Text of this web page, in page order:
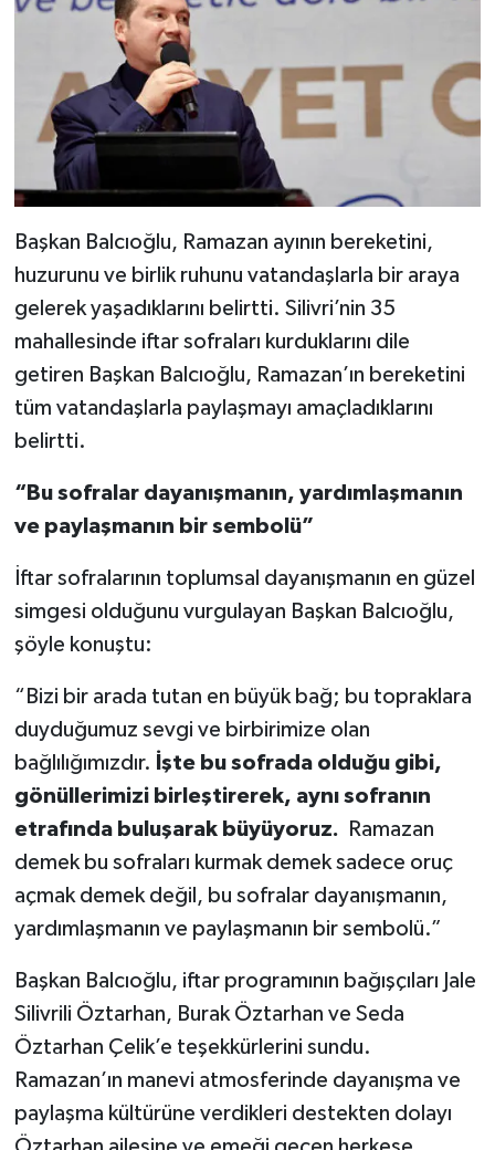
Başkan Balcıoğlu, Ramazan ayının bereketini,
huzurunu ve birlik ruhunu vatandaşlarla bir araya
gelerek yaşadıklarını belirtti. Silivri’nin 35
mahallesinde iftar sofraları kurduklarını dile
getiren Başkan Balcıoğlu, Ramazan’ın bereketini
tüm vatandaşlarla paylaşmayı amaçladıklarını
belirtti.
“Bu sofralar dayanışmanın, yardımlaşmanın
ve paylaşmanın bir sembolü”
İftar sofralarının toplumsal dayanışmanın en güzel
simgesi olduğunu vurgulayan Başkan Balcıoğlu,
şöyle konuştu:
“Bizi bir arada tutan en büyük bağ; bu topraklara
duyduğumuz sevgi ve birbirimize olan
bağlılığımızdır. İşte bu sofrada olduğu gibi,
gönüllerimizi birleştirerek, aynı sofranın
etrafında buluşarak büyüyoruz. Ramazan
demek bu sofraları kurmak demek sadece oruç
açmak demek değil, bu sofralar dayanışmanın,
yardımlaşmanın ve paylaşmanın bir sembolü.”
Başkan Balcıoğlu, iftar programının bağışçıları Jale
Silivrili Öztarhan, Burak Öztarhan ve Seda
Öztarhan Çelik’e teşekkürlerini sundu.
Ramazan’ın manevi atmosferinde dayanışma ve
paylaşma kültürüne verdikleri destekten dolayı